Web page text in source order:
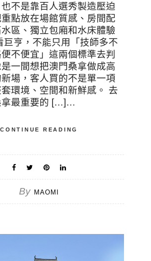
不是靠百人選秀製造壓迫
點放在場館質感、房間配
區、獨立包廂和水床體驗
巨亨，不能只用「技師多不
不便宜」這兩個標準去判
一間想把澳門桑拿做成高
場，客人買的不是單一項
環境、空間和新鮮感。 去
拿最重要的 […]…
CONTINUE READING
By MAOMI